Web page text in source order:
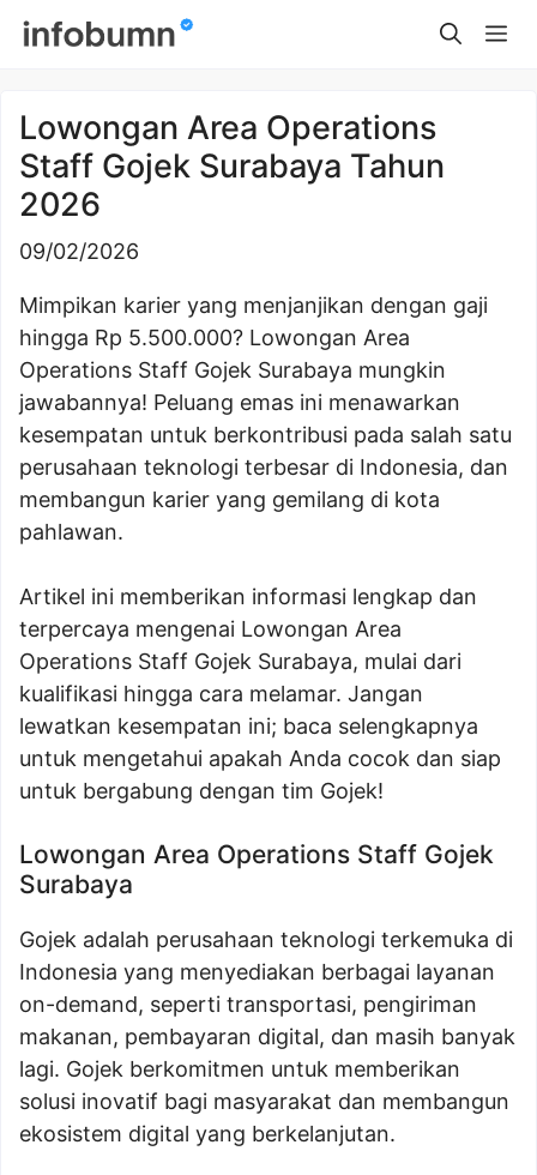
Skip
Lowongan Area Operations
Staff Gojek Surabaya Tahun
2026
09/02/2026
Mimpikan karier yang menjanjikan dengan gaji
hingga Rp 5.500.000? Lowongan Area
Operations Staff Gojek Surabaya mungkin
jawabannya! Peluang emas ini menawarkan
kesempatan untuk berkontribusi pada salah satu
perusahaan teknologi terbesar di Indonesia, dan
membangun karier yang gemilang di kota
pahlawan.
Artikel ini memberikan informasi lengkap dan
terpercaya mengenai Lowongan Area
Operations Staff Gojek Surabaya, mulai dari
kualifikasi hingga cara melamar. Jangan
lewatkan kesempatan ini; baca selengkapnya
untuk mengetahui apakah Anda cocok dan siap
untuk bergabung dengan tim Gojek!
Lowongan Area Operations Staff Gojek
Surabaya
Gojek adalah perusahaan teknologi terkemuka di
Indonesia yang menyediakan berbagai layanan
on-demand, seperti transportasi, pengiriman
makanan, pembayaran digital, dan masih banyak
lagi. Gojek berkomitmen untuk memberikan
solusi inovatif bagi masyarakat dan membangun
ekosistem digital yang berkelanjutan.